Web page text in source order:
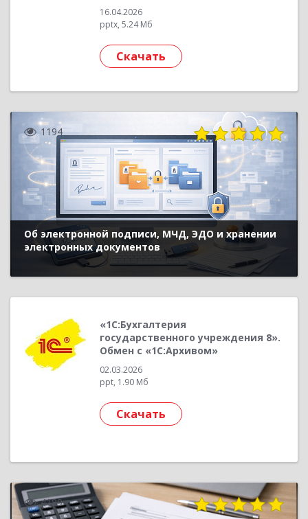
16.04.2026
pptx, 5.24 Мб
Скачать
1194
Об электронной подписи, МЧД, ЭДО и хранении
электронных документов
«1С:Бухгалтерия
государственного учреждения 8».
Обмен с «1С:Архивом»
02.03.2026
ppt, 1.90 Мб
Скачать
4189